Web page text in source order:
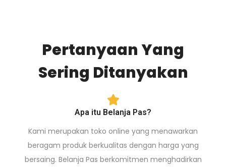
Pertanyaan Yang
Sering Ditanyakan
Apa itu Belanja Pas?
Kami merupakan toko online yang menawarkan
beragam produk berkualitas dengan harga yang
bersaing. Belanja Pas berkomitmen menghadirkan